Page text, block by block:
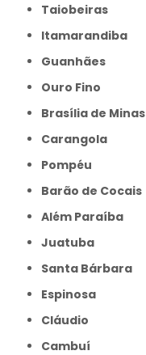
Taiobeiras
Itamarandiba
Guanhães
Ouro Fino
Brasília de Minas
Carangola
Pompéu
Barão de Cocais
Além Paraíba
Juatuba
Santa Bárbara
Espinosa
Cláudio
Cambuí